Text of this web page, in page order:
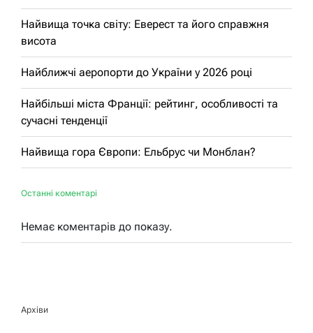
Найвища точка світу: Еверест та його справжня
висота
Найближчі аеропорти до України у 2026 році
Найбільші міста Франції: рейтинг, особливості та
сучасні тенденції
Найвища гора Європи: Ельбрус чи Монблан?
Останні коментарі
Немає коментарів до показу.
Архіви